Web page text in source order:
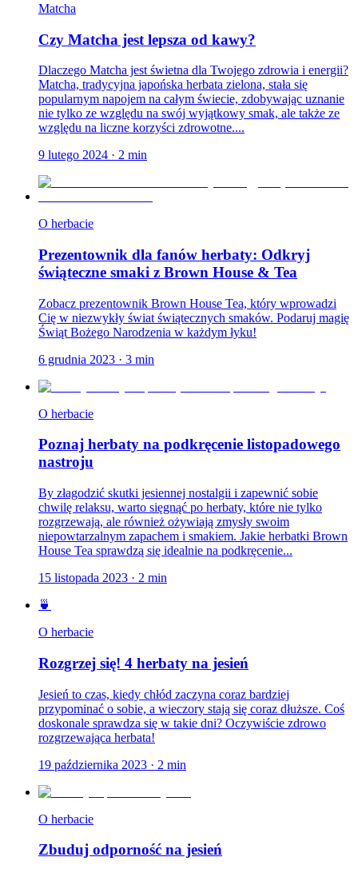
Matcha
Czy Matcha jest lepsza od kawy?
Dlaczego Matcha jest świetna dla Twojego zdrowia i energii?
Matcha, tradycyjna japońska herbata zielona, stała się
popularnym napojem na całym świecie, zdobywając uznanie
nie tylko ze względu na swój wyjątkowy smak, ale także ze
względu na liczne korzyści zdrowotne....
9 lutego 2024 · 2 min
O herbacie
Prezentownik dla fanów herbaty: Odkryj
świąteczne smaki z Brown House & Tea
Zobacz prezentownik Brown House Tea, który wprowadzi
Cię w niezwykły świat świątecznych smaków. Podaruj magię
Świąt Bożego Narodzenia w każdym łyku!
6 grudnia 2023 · 3 min
O herbacie
Poznaj herbaty na podkręcenie listopadowego
nastroju
By złagodzić skutki jesiennej nostalgii i zapewnić sobie
chwilę relaksu, warto sięgnąć po herbaty, które nie tylko
rozgrzewają, ale również ożywiają zmysły swoim
niepowtarzalnym zapachem i smakiem. Jakie herbatki Brown
House Tea sprawdzą się idealnie na podkręcenie...
15 listopada 2023 · 2 min
🍵
O herbacie
Rozgrzej się! 4 herbaty na jesień
Jesień to czas, kiedy chłód zaczyna coraz bardziej
przypominać o sobie, a wieczory stają się coraz dłuższe. Coś
doskonale sprawdza się w takie dni? Oczywiście zdrowo
rozgrzewająca herbata!
19 października 2023 · 2 min
O herbacie
Zbuduj odporność na jesień